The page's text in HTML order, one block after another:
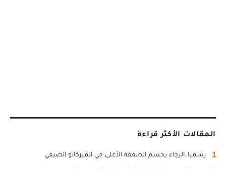
المقالات الأكثر قراءة
1 رسميا..الرجاء يحسم الصفقة الأغلى في الميركاتو الصيفي